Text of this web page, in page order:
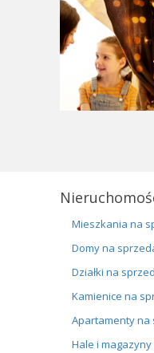
Mieszkania na
Domy na
Działki na
Kamienice na
Apartamenty na
Hale i